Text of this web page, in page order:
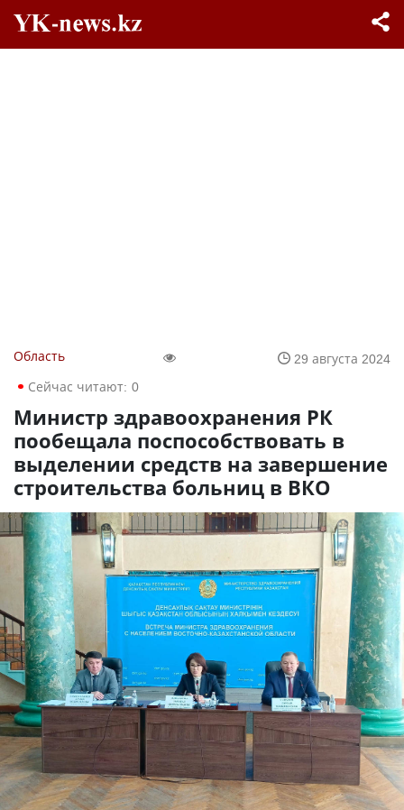
Область
29 августа 2024
Сейчас читают: 0
Министр здравоохранения РК
пообещала поспособствовать в
выделении средств на завершение
строительства больниц в ВКО